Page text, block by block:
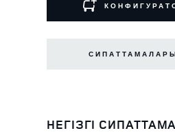
НЕГІЗГІ